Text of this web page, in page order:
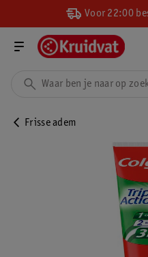
Voor 22:00
Frisse adem